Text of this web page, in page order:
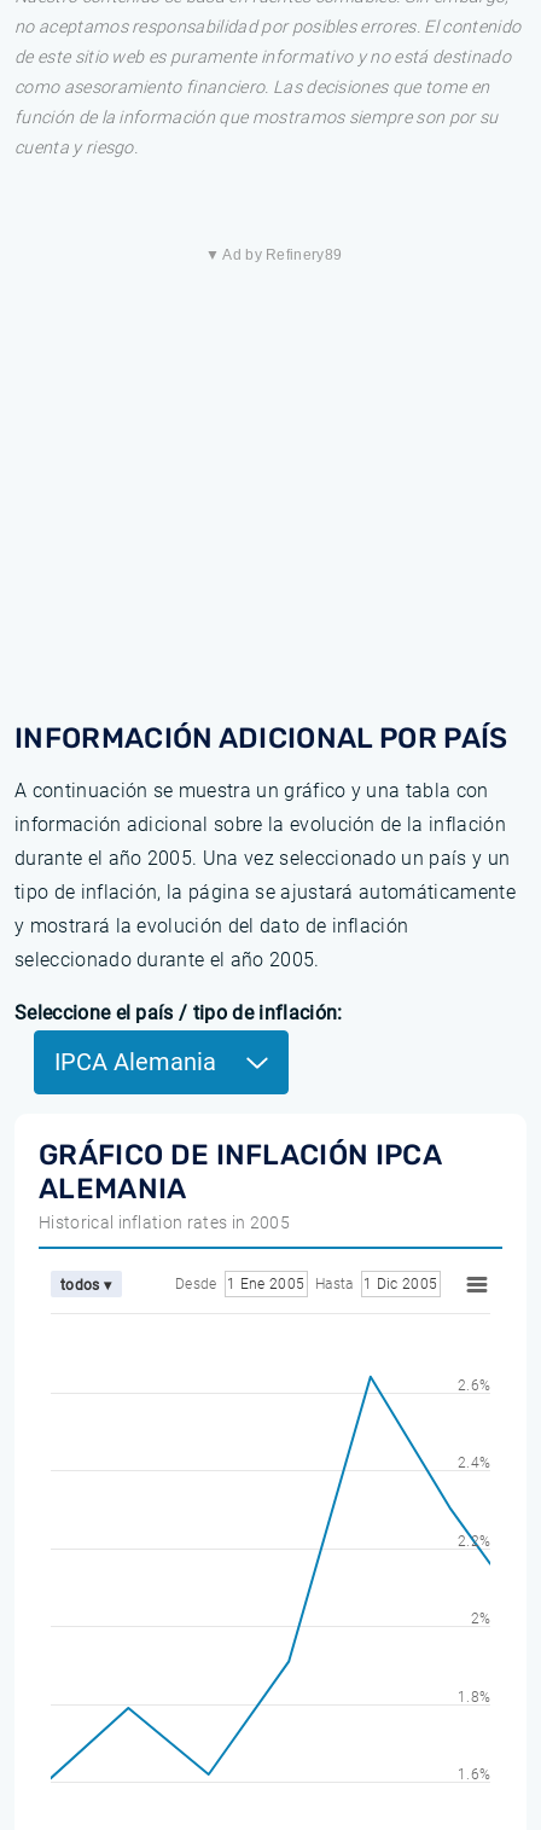
no aceptamos responsabilidad por posibles errores. El contenido
de este sitio web es puramente informativo y no está destinado
como asesoramiento financiero. Las decisiones que tome en
función de la información que mostramos siempre son por su
cuenta y riesgo.
▼ Ad by Refinery89
INFORMACIÓN ADICIONAL POR PAÍS
A continuación se muestra un gráfico y una tabla con
información adicional sobre la evolución de la inflación
durante el año 2005. Una vez seleccionado un país y un
tipo de inflación, la página se ajustará automáticamente
y mostrará la evolución del dato de inflación
seleccionado durante el año 2005.
Seleccione el país / tipo de inflación:
IPCA Alemania
GRÁFICO DE INFLACIÓN IPCA
ALEMANIA
Historical inflation rates in 2005
todos ▾ Desde 1 Ene 2005 Hasta 1 Dic 2005
1.6%
1.8%
2%
2.2%
2.4%
2.6%